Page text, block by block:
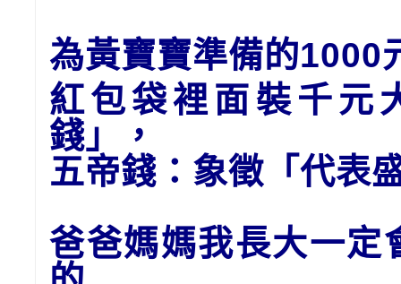
為黃寶寶準備的1000
紅包袋裡面裝千元
錢」
，
五帝錢：象徵「代表
爸爸媽媽我長大一定